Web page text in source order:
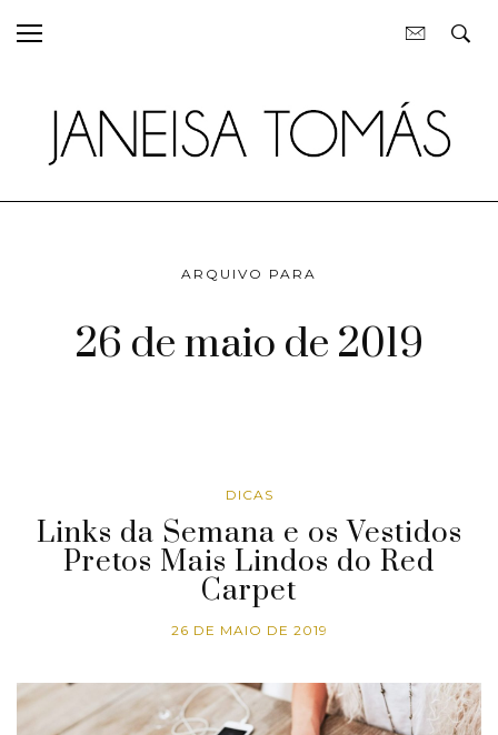
ARQUIVO PARA
26 de maio de 2019
DICAS
Links da Semana e os Vestidos
Pretos Mais Lindos do Red
Carpet
26 DE MAIO DE 2019